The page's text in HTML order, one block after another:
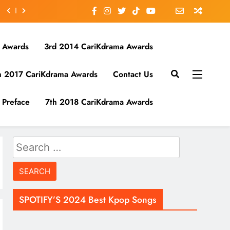
3rd 2014 CariKdrama Awards
2017 CariKdrama Awards Contact Us
Preface 7th 2018 CariKdrama Awards
Search
for:
SPOTIFY’S 2024 Best Kpop Songs